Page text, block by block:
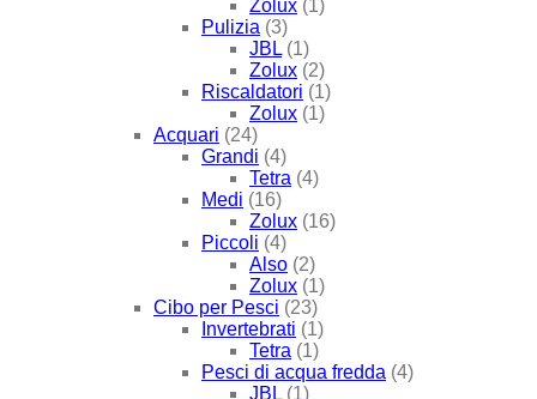
Zolux (1)
Pulizia (3)
JBL (1)
Zolux (2)
Riscaldatori (1)
Zolux (1)
Acquari (24)
Grandi (4)
Tetra (4)
Medi (16)
Zolux (16)
Piccoli (4)
Also (2)
Zolux (1)
Cibo per Pesci (23)
Invertebrati (1)
Tetra (1)
Pesci di acqua fredda (4)
JBL (1)